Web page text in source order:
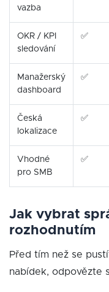
vazba
OKR / KPI
sledování
✅
Manažerský
dashboard
✅
Česká
lokalizace
✅
Vhodné
pro SMB
✅
Jak vybrat
rozhodnutím
Před tím než se
nabídek, odpovězte